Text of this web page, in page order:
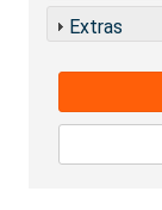
Extras